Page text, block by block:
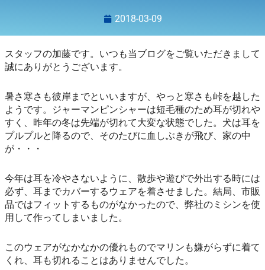
2018-03-09
スタッフの加藤です。いつも当ブログをご覧いただきまして
誠にありがとうございます。
暑さ寒さも彼岸までといいますが、やっと寒さも峠を越した
ようです。ジャーマンピンシャーは短毛種のため耳が切れや
すく、昨年の冬は先端が切れて大変な状態でした。犬は耳を
プルプルと降るので、そのたびに血しぶきが飛び、家の中
が・・・
今年は耳を冷やさないように、散歩や遊びで外出する時には
必ず、耳までカバーするウェアを着させました。結局、市販
品ではフィットするものがなかったので、弊社のミシンを使
用して作ってしまいました。
このウェアがなかなかの優れものでマリンも嫌がらずに着て
くれ、耳も切れることはありませんでした。